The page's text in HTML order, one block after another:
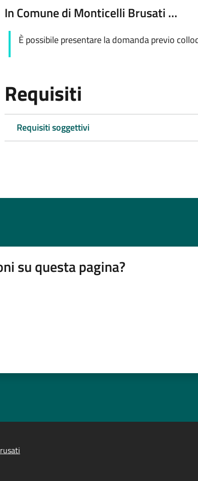
In Comune di Monticelli Brusati …
È possibile presentare la domanda previo
Requisiti
Requisiti soggettivi
su questa pagina?